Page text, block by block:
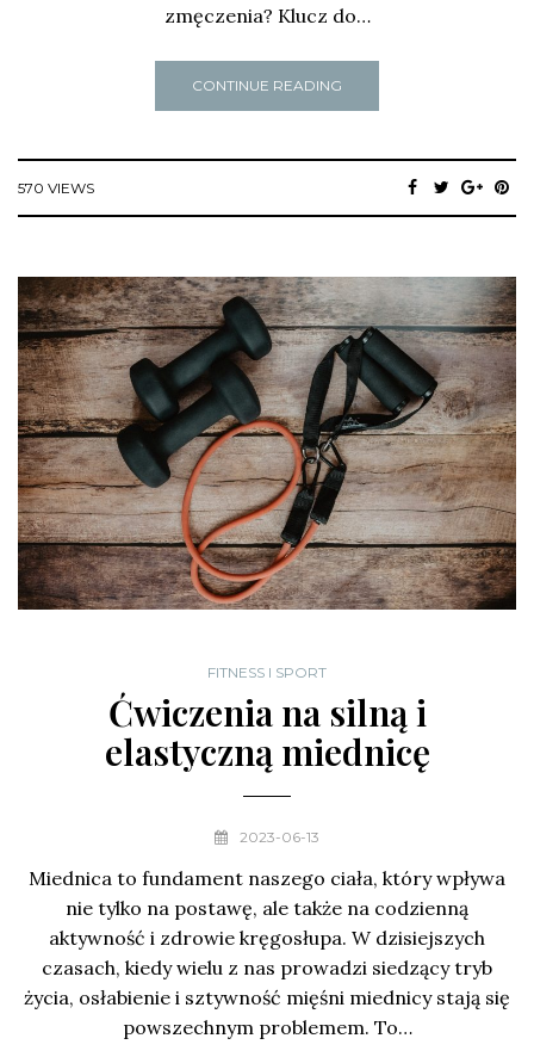
zmęczenia? Klucz do…
CONTINUE READING
570 VIEWS
FITNESS I SPORT
Ćwiczenia na silną i
elastyczną miednicę
2023-06-13
Miednica to fundament naszego ciała, który wpływa
nie tylko na postawę, ale także na codzienną
aktywność i zdrowie kręgosłupa. W dzisiejszych
czasach, kiedy wielu z nas prowadzi siedzący tryb
życia, osłabienie i sztywność mięśni miednicy stają się
powszechnym problemem. To…